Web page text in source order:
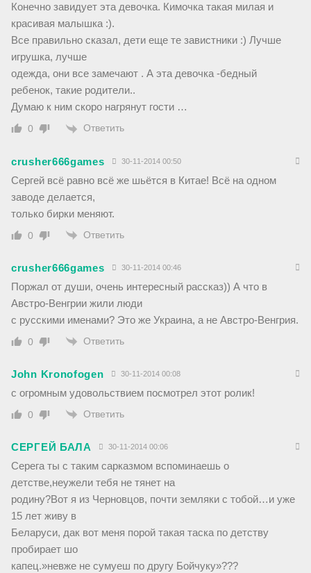
Конечно завидует эта девочка. Кимочка такая милая и
красивая малышка :).
Все правильно сказал, дети еще те завистники :) Лучше
игрушка, лучше
одежда, они все замечают . А эта девочка -бедный
ребенок, такие родители..
Думаю к ним скоро нагрянут гости …
0 Ответить
crusher666games 30-11-2014 00:50
Сергей всё равно всё же шьётся в Китае! Всё на одном
заводе делается,
только бирки меняют.
0 Ответить
crusher666games 30-11-2014 00:46
Поржал от души, очень интересный рассказ)) А что в
Австро-Венгрии жили люди
с русскими именами? Это же Украина, а не Австро-Венгрия.
0 Ответить
John Kronofogen 30-11-2014 00:08
с огромным удовольствием посмотрел этот ролик!
0 Ответить
СЕРГЕЙ БАЛА 30-11-2014 00:06
Серега ты с таким сарказмом вспоминаешь о
детстве,неужели тебя не тянет на
родину?Вот я из Черновцов, почти земляки с тобой…и уже
15 лет живу в
Беларуси, дак вот меня порой такая таска по детству
пробирает шо
капец.»невже не сумуеш по другу Бойчуку»???